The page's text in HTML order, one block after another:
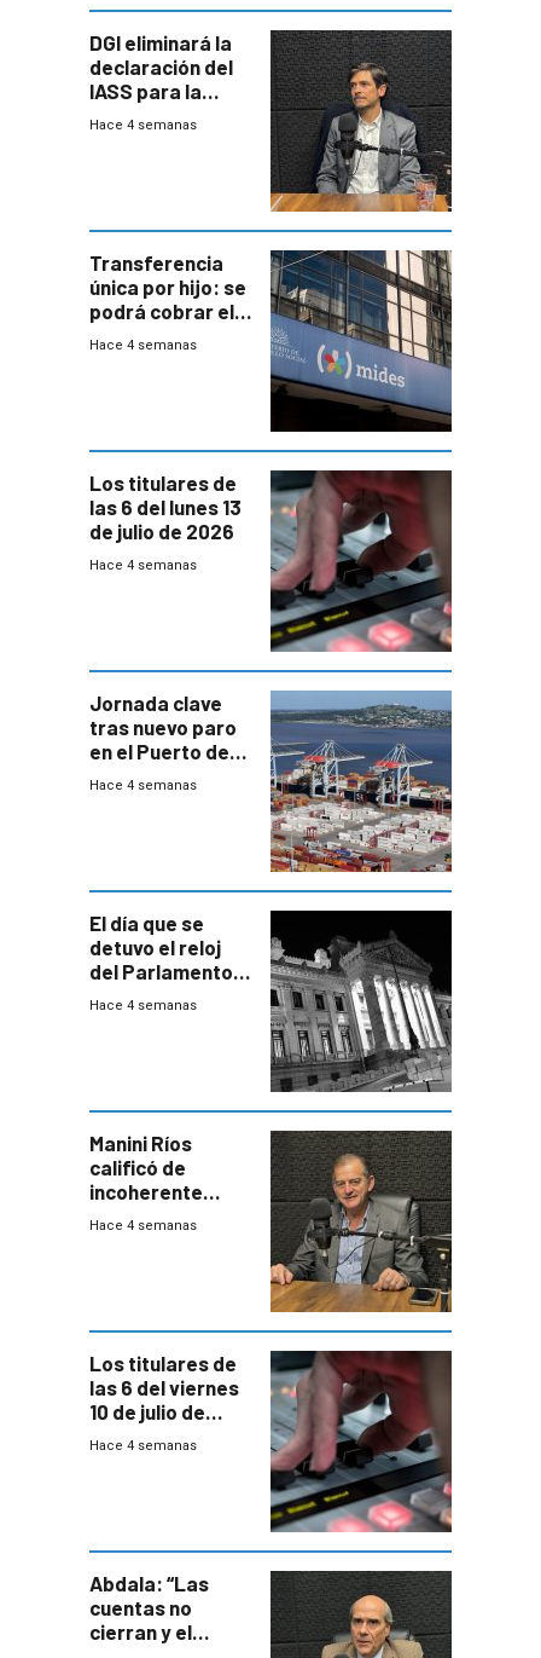
DGI eliminará la
declaración del
IASS para la
mayoría de los
Hace 4 semanas
Transferencia
única por hijo: se
podrá cobrar el
100% en efectivo
Hace 4 semanas
Los titulares de
las 6 del lunes 13
de julio de 2026
Hace 4 semanas
Jornada clave
tras nuevo paro
en el Puerto de
Montevideo
Hace 4 semanas
El día que se
detuvo el reloj
del Parlamento
para negociar
Hace 4 semanas
Manini Ríos
calificó de
incoherente
decisión de
Hace 4 semanas
Los titulares de
las 6 del viernes
10 de julio de
2026
Hace 4 semanas
Abdala: “Las
cuentas no
cierran y el